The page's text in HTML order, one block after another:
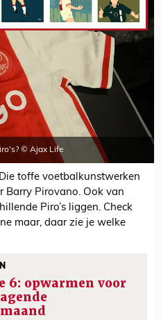
© Ajax Life
toffe voetbalkunstwerken
Barry Pirovano. Ook van
Piro’s liggen. Check
maar, daar zie je welke
6: opwarmen voor